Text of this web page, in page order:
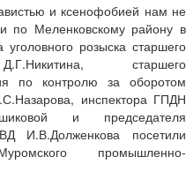
и ксенофобией нам не
по Меленковскому району в
розыска старшего
старшего
по контролю за оборотом
инспектора ГПДН
и председателя
И.В.Долженкова посетили
промышленно-